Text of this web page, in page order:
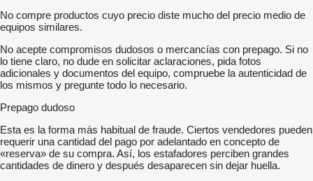
No compre productos cuyo precio diste mucho del precio medio de
equipos similares.
No acepte compromisos dudosos o mercancías con prepago. Si no
lo tiene claro, no dude en solicitar aclaraciones, pida fotos
adicionales y documentos del equipo, compruebe la autenticidad de
los mismos y pregunte todo lo necesario.
Prepago dudoso
Esta es la forma más habitual de fraude. Ciertos vendedores pueden
requerir una cantidad del pago por adelantado en concepto de
«reserva» de su compra. Así, los estafadores perciben grandes
cantidades de dinero y después desaparecen sin dejar huella.